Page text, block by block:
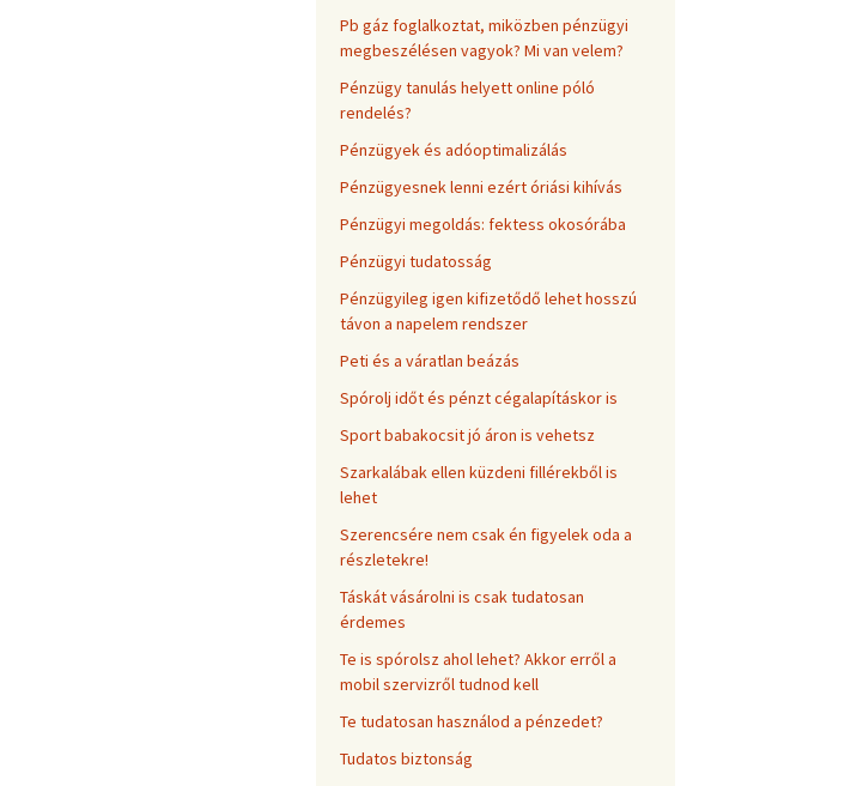
Pb gáz foglalkoztat, miközben pénzügyi
megbeszélésen vagyok? Mi van velem?
Pénzügy tanulás helyett online póló
rendelés?
Pénzügyek és adóoptimalizálás
Pénzügyesnek lenni ezért óriási kihívás
Pénzügyi megoldás: fektess okosórába
Pénzügyi tudatosság
Pénzügyileg igen kifizetődő lehet hosszú
távon a napelem rendszer
Peti és a váratlan beázás
Spórolj időt és pénzt cégalapításkor is
Sport babakocsit jó áron is vehetsz
Szarkalábak ellen küzdeni fillérekből is
lehet
Szerencsére nem csak én figyelek oda a
részletekre!
Táskát vásárolni is csak tudatosan
érdemes
Te is spórolsz ahol lehet? Akkor erről a
mobil szervizről tudnod kell
Te tudatosan használod a pénzedet?
Tudatos biztonság